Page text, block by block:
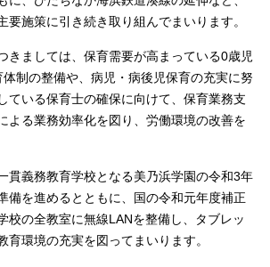
要施策に引き続き取り組んでまいります。
きましては、保育需要が高まっている0歳児
制の整備や、病児・病後児保育の充実に努
ている保育士の確保に向けて、保育業務支
よる業務効率化を図り、労働環境の改善を
貫義務教育学校となる美乃浜学園の令和3年
備を進めるとともに、国の令和元年度補正
校の全教室に無線LANを整備し、タブレッ
育環境の充実を図ってまいります。